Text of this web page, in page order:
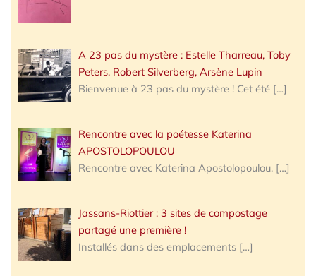
A 23 pas du mystère : Estelle Tharreau, Toby
Peters, Robert Silverberg, Arsène Lupin
Bienvenue à 23 pas du mystère ! Cet été […]
Rencontre avec la poétesse Katerina
APOSTOLOPOULOU
Rencontre avec Katerina Apostolopoulou, […]
Jassans-Riottier : 3 sites de compostage
partagé une première !
Installés dans des emplacements […]